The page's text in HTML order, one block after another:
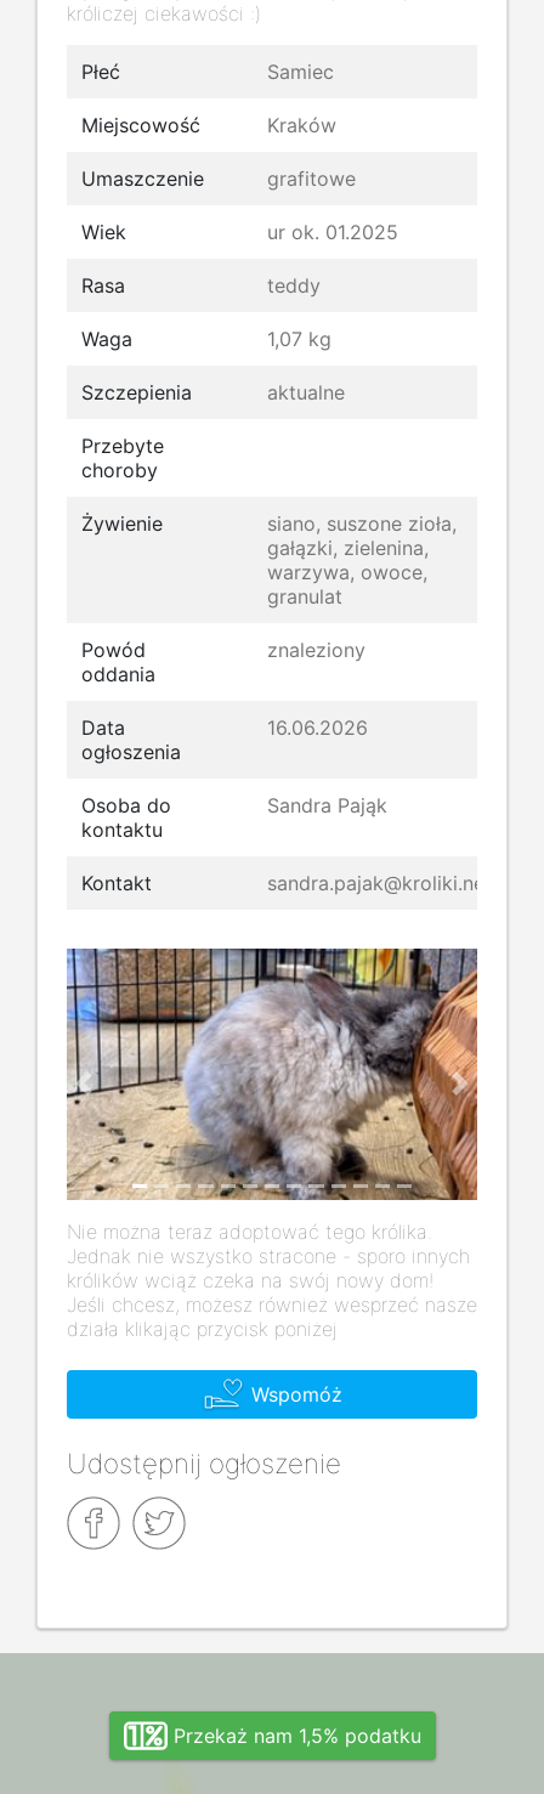
króliczej ciekawości :)
Płeć Samiec
Miejscowość Kraków
Umaszczenie grafitowe
Wiek ur ok. 01.2025
Rasa teddy
Waga 1,07 kg
Szczepienia aktualne
Przebyte
choroby
Żywienie
siano, suszone zioła,
gałązki, zielenina,
warzywa, owoce,
granulat
Powód
oddania
znaleziony
Data
ogłoszenia
16.06.2026
Osoba do
kontaktu
Sandra Pająk
Kontakt sandra.pajak@kroliki.net
Previous Next
Nie można teraz adoptować tego królika.
Jednak nie wszystko stracone - sporo innych
królików wciąż czeka na swój nowy dom!
Jeśli chcesz, możesz również wesprzeć nasze
działa klikając przycisk poniżej
Wspomóż
Udostępnij ogłoszenie
Przekaż nam 1,5% podatku